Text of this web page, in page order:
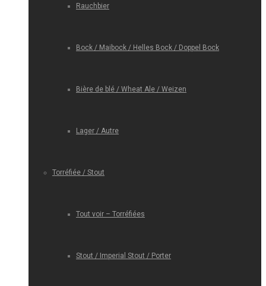
Rauchbier
Bock / Maibock / Helles Bock / Doppel Bock
Bière de blé / Wheat Ale / Weizen
Lager / Autre
Torréfiée / Stout
Tout voir – Torréfiées
Stout / Imperial Stout / Porter